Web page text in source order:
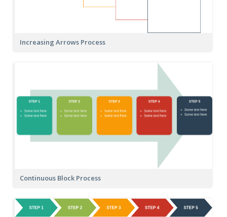
Increasing Arrows Process
Continuous Block Process